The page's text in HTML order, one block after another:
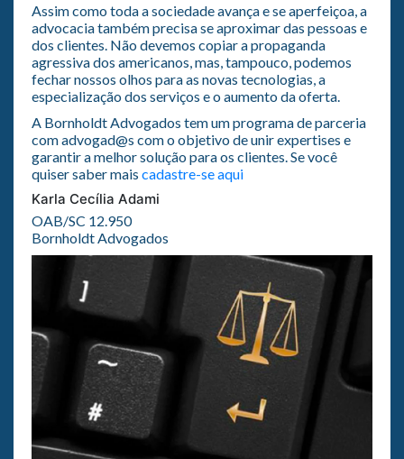
Assim como toda a sociedade avança e se aperfeiçoa, a
advocacia também precisa se aproximar das pessoas e
dos clientes. Não devemos copiar a propaganda
agressiva dos americanos, mas, tampouco, podemos
fechar nossos olhos para as novas tecnologias, a
especialização dos serviços e o aumento da oferta.
A Bornholdt Advogados tem um programa de parceria
com advogad@s com o objetivo de unir expertises e
garantir a melhor solução para os clientes. Se você
quiser saber mais cadastre-se aqui
Karla Cecília Adami
OAB/SC 12.950
Bornholdt Advogados